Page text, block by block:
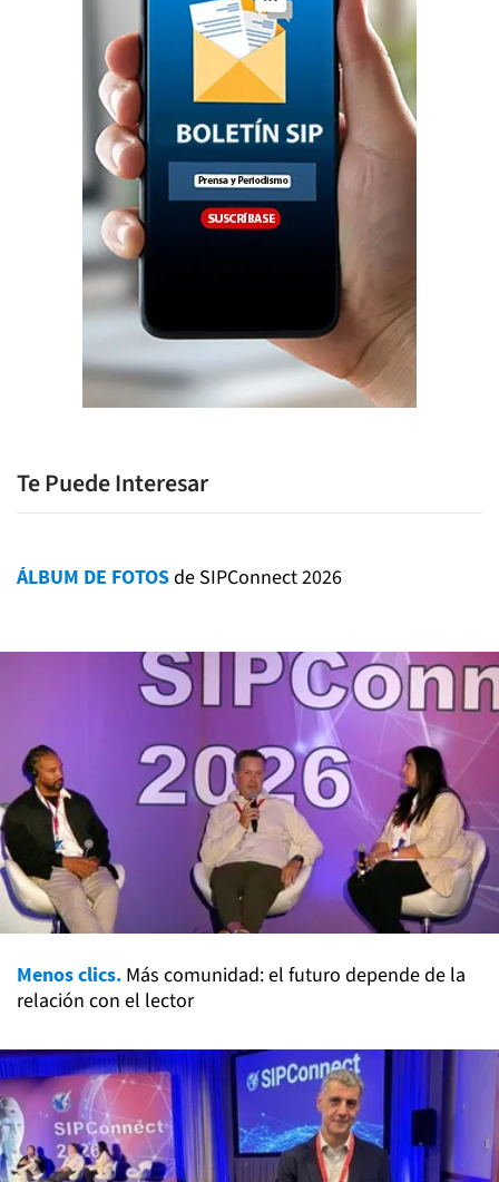
Te Puede Interesar
ÁLBUM DE FOTOSde SIPConnect 2026
Menos clics. Más comunidad: el futuro depende de la
relación con el lector